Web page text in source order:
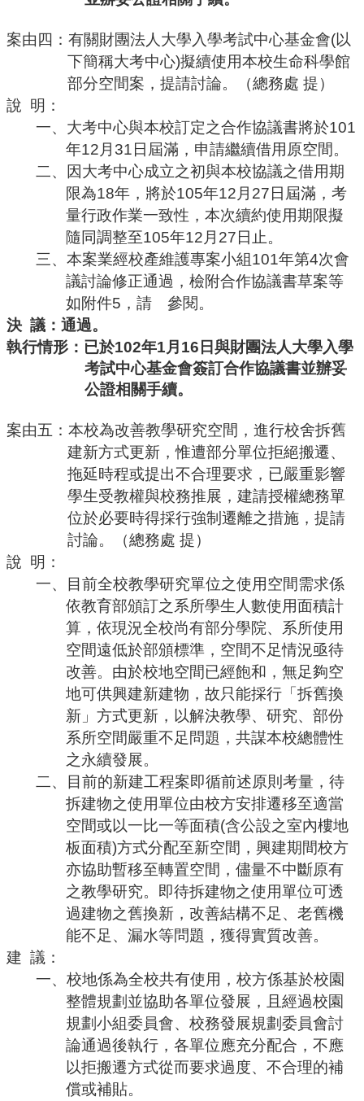
案由四：有關財團法人大學入學考試中心基金會(以
下簡稱大考中心)擬續使用本校生命科學館
部分空間案，提請討論。（總務處 提）
說 明：
一、 大考中心與本校訂定之合作協議書將於101
年12 月 31 日屆滿，申請繼續借用原空間。
二、因大考中心成立之初與本校協議之借用期
限為18年，將於105年12 月 27 日屆滿，考
量行政作業一致性，本次續約使用期限擬
隨同調整至105年12 月 27 日止。
三、本案業經校產維護專案小組 101年第4次會
議討論修正通過，檢附合作協議書草案等
如附件5 ，請 參閱。
決 議：通過。
執行情形：已於102年1月 16 日與財團法人大學入學
考試中心基金會簽訂合作協議書並辦妥
公證相關手續。
案由五：本校為改善教學研究空間，進行校舍拆舊
建新方式更新，惟遭部分單位拒絕搬遷、
拖延時程或提出不合理要求，已嚴重影響
學生受教權與校務推展，建請授權總務單
位於必要時得採行強制遷離之措施，提請
討論。（總務處 提）
說 明：
一、目前全校教學研究單位之使用空間需求係
依教育部頒訂之系所學生人數使用面積計
算，依現況全校尚有部分學院、系所使用
空間遠低於部頒標準，空間不足情況亟待
改善。由於校地空間已經飽和，無足夠空
地可供興建新建物，故只能採行「拆舊換
新」方式更新，以解決教學、研究、部份
系所空間嚴重不足問題，共謀本校總體性
之永續發展。
二、目前的新建工程案即循前述原則考量，待
拆建物之使用單位由校方安排遷移至適當
空間或以一比一等面積(含公設之室內樓地
板面積)方式分配至新空間，興建期間校方
亦協助暫移至轉置空間，儘量不中斷原有
之教學研究。即待拆建物之使用單位可透
過建物之舊換新，改善結構不足、老舊機
能不足、漏水等問題，獲得實質改善。
建 議：
一、校地係為全校共有使用，校方係基於校園
整體規劃並協助各單位發展，且經過校園
規劃小組委員會、校務發展規劃委員會討
論通過後執行，各單位應充分配合，不應
以拒搬遷方式從而要求過度、不合理的補
償或補貼。